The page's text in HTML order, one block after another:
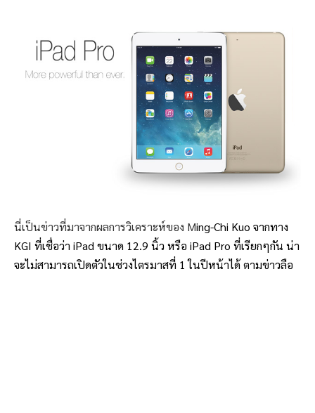
นี่เป็นข่าวที่มาจากผลการวิเคราะห์ของ Ming-Chi Kuo จากทาง
KGI ที่เชื่อว่า iPad ขนาด 12.9 นิ้ว หรือ iPad Pro ที่เรียกๆกัน น่า
จะไม่สามารถเปิดตัวในช่วงไตรมาสที่ 1 ในปีหน้าได้ ตามข่าวลือ